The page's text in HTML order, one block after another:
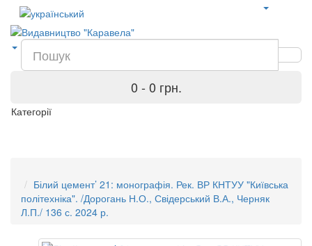
0 - 0 грн.
Категорії
Білий цемент’ 21: монографія. Рек. ВР КНТУУ "Київська
політехніка". /Дорогань Н.О., Свідерський В.А., Черняк
Л.П./ 136 с. 2024 р.